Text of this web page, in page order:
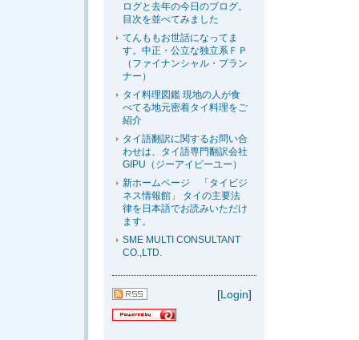
ログと去年の今日のブログ。
目次を並べてみました
てんももお世話になってま
す。中正・公立な独立系ＦＰ
（ファイナンシャル・プラン
ナー）
タイ料理図鑑 現地の人が食
べてる地元密着タイ料理をご
紹介
タイ語翻訳に関するお問い合
わせは、タイ語専門翻訳会社
GIPU（ジーアイピーユー）
新ホームページ 「タイビジ
ネス情報館」 タイの主要法
律を日本語でお読みいただけ
ます。
SME MULTI CONSULTANT
CO.,LTD.
[Login]